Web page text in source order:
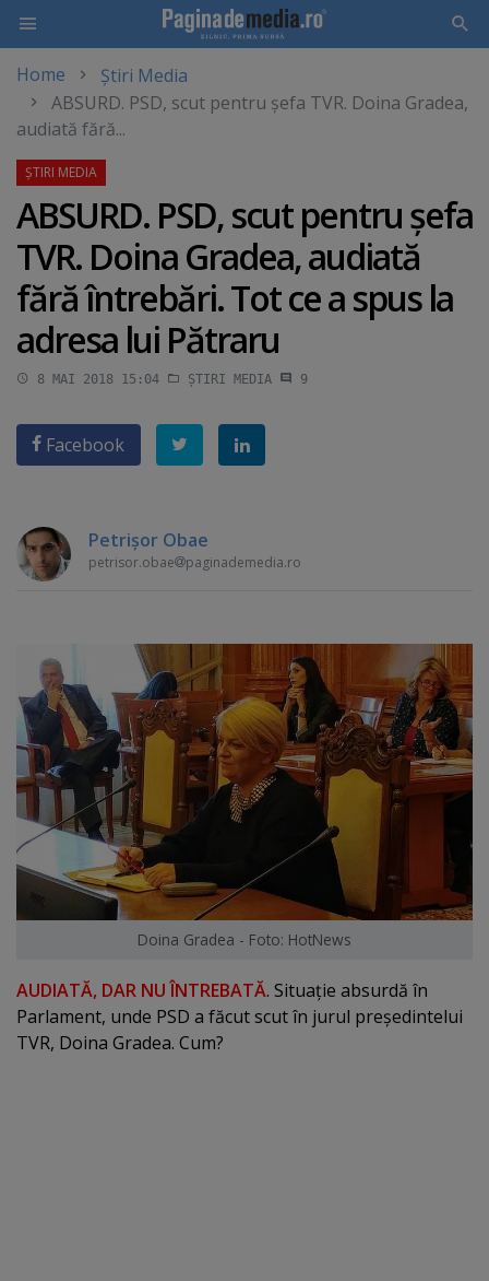
main
content
Home
Știri Media
ABSURD. PSD, scut pentru şefa TVR. Doina Gradea,
audiată fără...
ABSURD. PSD, scut pentru şefa
TVR. Doina Gradea, audiată
fără întrebări. Tot ce a spus la
adresa lui Pătraru
8 MAI 2018 15:04 ȘTIRI MEDIA 9
Facebook
Petrişor Obae
petrisor.obae paginademedia.ro
Doina Gradea - Foto: HotNews
AUDIATĂ, DAR NU ÎNTREBATĂ. Situaţie absurdă în
Parlament, unde PSD a făcut scut în jurul preşedintelui
TVR, Doina Gradea. Cum?